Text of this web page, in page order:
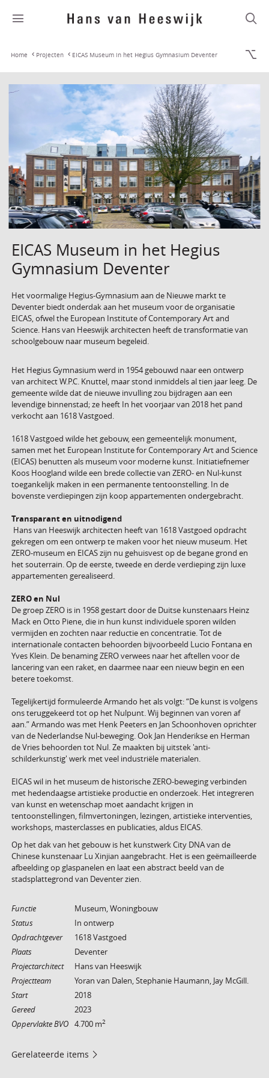
Home Projecten EICAS Museum in het Hegius Gymnasium Deventer
EICAS Museum in het Hegius
Gymnasium Deventer
Het voormalige Hegius-Gymnasium aan de Nieuwe markt te
Deventer biedt onderdak aan het museum voor de organisatie
EICAS, ofwel the European Institute of Contemporary Art and
Science. Hans van Heeswijk architecten heeft de transformatie van
schoolgebouw naar museum begeleid.
Het Hegius Gymnasium werd in 1954 gebouwd naar een ontwerp
van architect W.P.C. Knuttel, maar stond inmiddels al tien jaar leeg. De
gemeente wilde dat de nieuwe invulling zou bijdragen aan een
levendige binnenstad; ze heeft In het voorjaar van 2018 het pand
verkocht aan 1618 Vastgoed.
1618 Vastgoed wilde het gebouw, een gemeentelijk monument,
samen met het European Institute for Contemporary Art and Science
(EICAS) benutten als museum voor moderne kunst. Initiatiefnemer
Koos Hoogland wilde een brede collectie van ZERO- en Nul-kunst
toegankelijk maken in een permanente tentoonstelling. In de
bovenste verdiepingen zijn koop appartementen ondergebracht.
Transparant en uitnodigend
Hans van Heeswijk architecten heeft van 1618 Vastgoed opdracht
gekregen om een ontwerp te maken voor het nieuw museum. Het
ZERO-museum en EICAS zijn nu gehuisvest op de begane grond en
het souterrain.Op de eerste, tweede en derde verdieping zijn luxe
appartementen gerealiseerd.
ZERO en Nul
De groep ZERO is in 1958 gestart door de Duitse kunstenaars Heinz
Mack en Otto Piene, die in hun kunst individuele sporen wilden
vermijden en zochten naar reductie en concentratie. Tot de
internationale contacten behoorden bijvoorbeeld Lucio Fontana en
Yves Klein. De benaming ZERO verwees naar het aftellen voor de
lancering van een raket, en daarmee naar een nieuw begin en een
betere toekomst.
Tegelijkertijd formuleerde Armando het als volgt: “De kunst is volgens
ons teruggekeerd tot op het Nulpunt. Wij beginnen van voren af
aan.” Armando was met Henk Peeters en Jan Schoonhoven oprichter
van de Nederlandse Nul-beweging. Ook Jan Henderikse en Herman
de Vries behoorden tot Nul. Ze maakten bij uitstek 'anti-
schilderkunstig' werk met veel industriële materialen.
EICAS wil in het museum de historische ZERO-beweging verbinden
met hedendaagse artistieke productie en onderzoek. Het integreren
van kunst en wetenschap moet aandacht krijgen in
tentoonstellingen, filmvertoningen, lezingen, artistieke interventies,
workshops, masterclasses en publicaties, aldus EICAS.
Op het dak van het gebouw is het kunstwerk City DNA van de
Chinese kunstenaar Lu Xinjian aangebracht. Het is een geëmailleerde
afbeelding op glaspanelen en laat een abstract beeld van de
stadsplattegrond van Deventer zien.
Functie
Museum, Woningbouw
Status
In ontwerp
Opdrachtgever
1618 Vastgoed
Plaats
Deventer
Projectarchitect
Hans van Heeswijk
Projectteam
Yoran van Dalen, Stephanie Haumann, Jay McGill.
Start
2018
Gereed
2023
Oppervlakte BVO 4.700 m2
Gerelateerde items